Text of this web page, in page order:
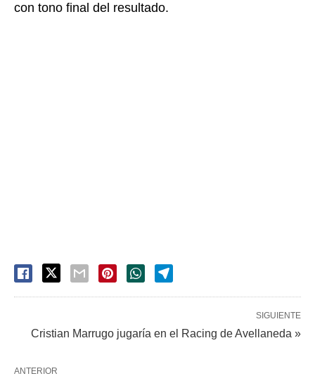
con tono final del resultado.
SIGUIENTE
Cristian Marrugo jugaría en el Racing de Avellaneda »
ANTERIOR